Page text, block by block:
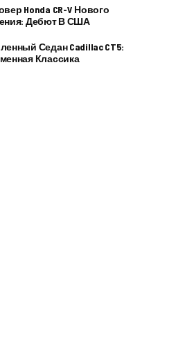
Honda CR-V Нового
Дебют В США
Седан Cadillac CT5:
Классика